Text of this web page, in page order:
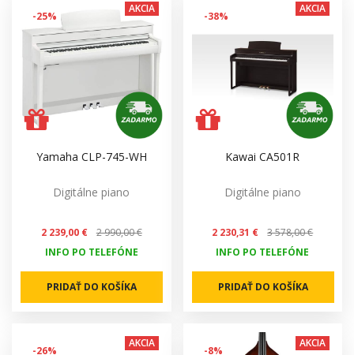
-25%
AKCIA
Yamaha CLP-745-WH
Digitálne piano
2 239,00 €
2 990,00 €
INFO PO TELEFÓNE
PRIDAŤ DO KOŠÍKA
-38%
AKCIA
Kawai CA501R
Digitálne piano
2 230,31 €
3 578,00 €
INFO PO TELEFÓNE
PRIDAŤ DO KOŠÍKA
-26%
AKCIA
-8%
AKCIA